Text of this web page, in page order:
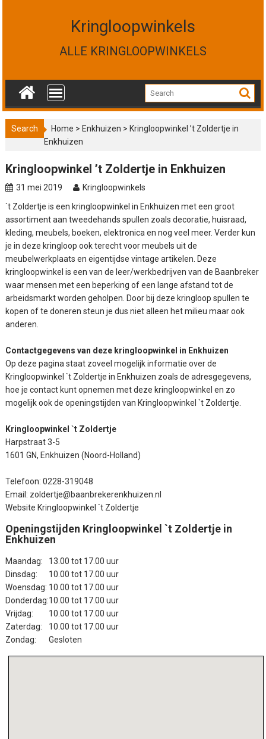
n
Kringloopwinkels
ALLE KRINGLOOPWINKELS
Search Home >Enkhuizen >Kringloopwinkel ’t Zoldertje in
Enkhuizen
Kringloopwinkel ’t Zoldertje in Enkhuizen
31 mei 2019
Kringloopwinkels
`t Zoldertje is een kringloopwinkel in Enkhuizen met een groot
assortiment aan tweedehands spullen zoals decoratie, huisraad,
kleding, meubels, boeken, elektronica en nog veel meer. Verder kun
je in deze kringloop ook terecht voor meubels uit de
meubelwerkplaats en eigentijdse vintage artikelen. Deze
kringloopwinkel is een van de leer/werkbedrijven van de Baanbreker
waar mensen met een beperking of een lange afstand tot de
arbeidsmarkt worden geholpen. Door bij deze kringloop spullen te
kopen of te doneren steun je dus niet alleen het milieu maar ook
anderen.
Contactgegevens van deze kringloopwinkel in Enkhuizen
Op deze pagina staat zoveel mogelijk informatie over de
Kringloopwinkel `t Zoldertje in Enkhuizen zoals de adresgegevens,
hoe je contact kunt opnemen met deze kringloopwinkel en zo
mogelijk ook de openingstijden van Kringloopwinkel `t Zoldertje.
Kringloopwinkel `t Zoldertje
Harpstraat 3-5
1601 GN, Enkhuizen (Noord-Holland)
Telefoon: 0228-319048
Email: zoldertje@baanbrekerenkhuizen.nl
Website Kringloopwinkel `t Zoldertje
Openingstijden Kringloopwinkel `t Zoldertje in
Enkhuizen
Maandag:
13.00 tot 17.00 uur
Dinsdag:
10.00 tot 17.00 uur
Woensdag: 10.00 tot 17.00 uur
Donderdag:10.00 tot 17.00 uur
Vrijdag:
10.00 tot 17.00 uur
Zaterdag:
10.00 tot 17.00 uur
Zondag:
Gesloten